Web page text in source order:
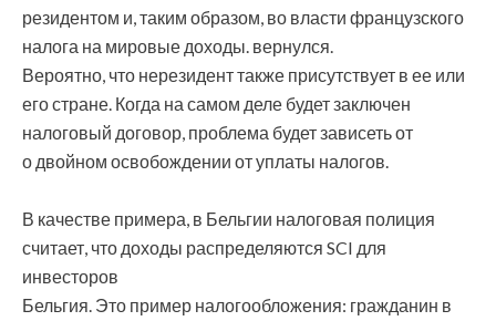
резидентом и, таким образом, во власти французского
налога на мировые доходы. вернулся.
Вероятно, что нерезидент также присутствует в ее или
его стране. Когда на самом деле будет заключен
налоговый договор, проблема будет зависеть от
о двойном освобождении от уплаты налогов.
В качестве примера, в Бельгии налоговая полиция
считает, что доходы распределяются SCI для
инвесторов
Бельгия. Это пример налогообложения: гражданин в